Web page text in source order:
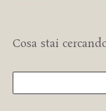
Cosa stai